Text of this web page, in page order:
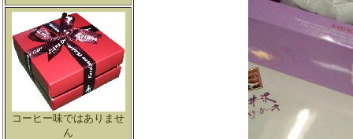
コーヒー味ではありませ
ん